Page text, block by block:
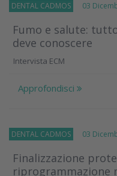
DENTAL CADMOS 03
Fumo e salute:
deve conoscere
Intervista ECM
Approfondisci
DENTAL CADMOS 03
Finalizzazione
riprogrammazione